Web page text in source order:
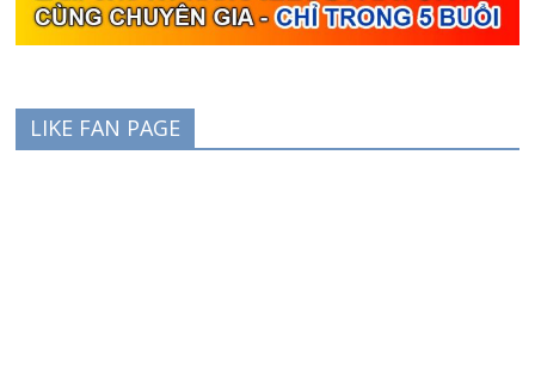
LIKE FAN PAGE